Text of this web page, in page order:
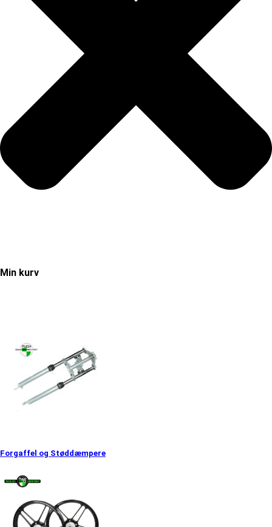
Min kurv
Forgaffel og Støddæmpere